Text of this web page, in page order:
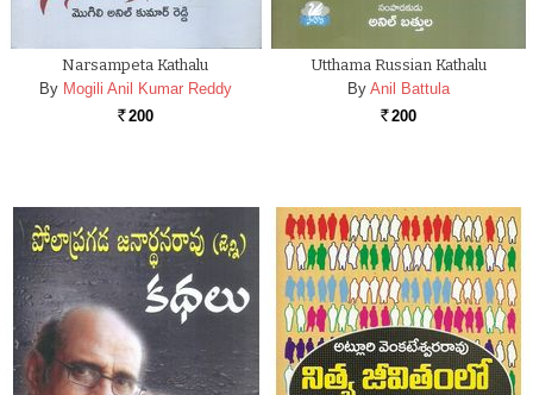
Narsampeta Kathalu
By Mogili Anil Kumar Reddy
Rs. 200
Utthama Russian Kathalu
By Anil Battula
Rs. 200